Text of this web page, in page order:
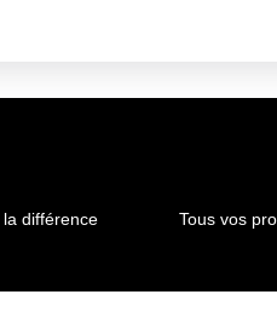
différence Tous vos